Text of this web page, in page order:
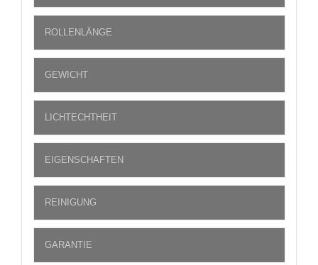
ROLLENLÄNGE
GEWICHT
LICHTECHTHEIT
EIGENSCHAFTEN
REINIGUNG
GARANTIE